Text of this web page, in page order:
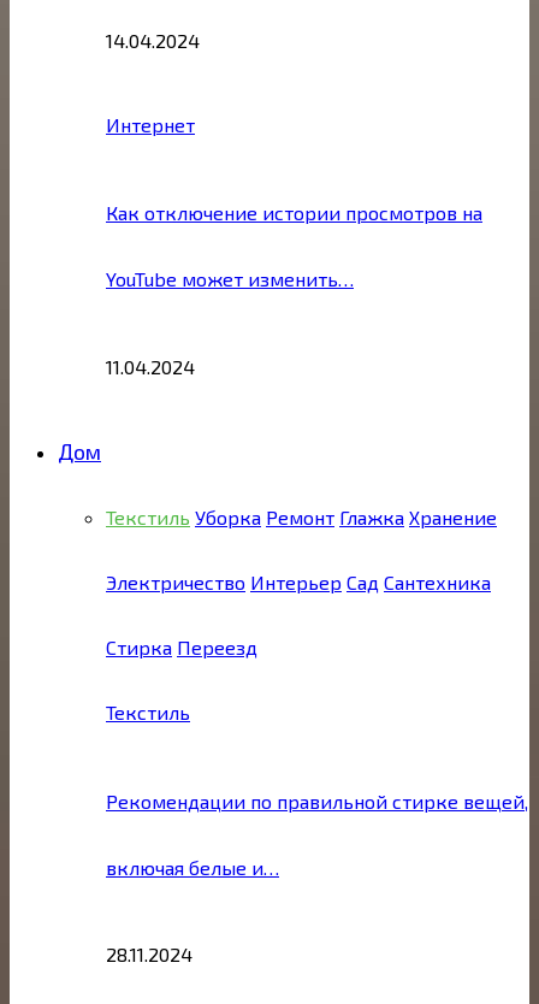
14.04.2024
Интернет
Как отключение истории просмотров на
YouTube может изменить…
11.04.2024
Дом
Текстиль Уборка Ремонт Глажка Хранение
Электричество Интерьер Сад Сантехника
Стирка Переезд
Текстиль
Рекомендации по правильной стирке вещей,
включая белые и…
28.11.2024